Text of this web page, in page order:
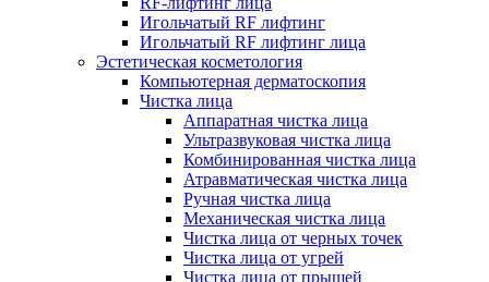
Игольчатый RF лифтинг
Игольчатый RF лифтинг лица
Эстетическая косметология
Компьютерная дерматоскопия
Чистка лица
Аппаратная чистка лица
Ультразвуковая чистка лица
Комбинированная чистка лица
Атравматическая чистка лица
Ручная чистка лица
Механическая чистка лица
Чистка лица от черных точек
Чистка лица от угрей
Чистка лица от прыщей